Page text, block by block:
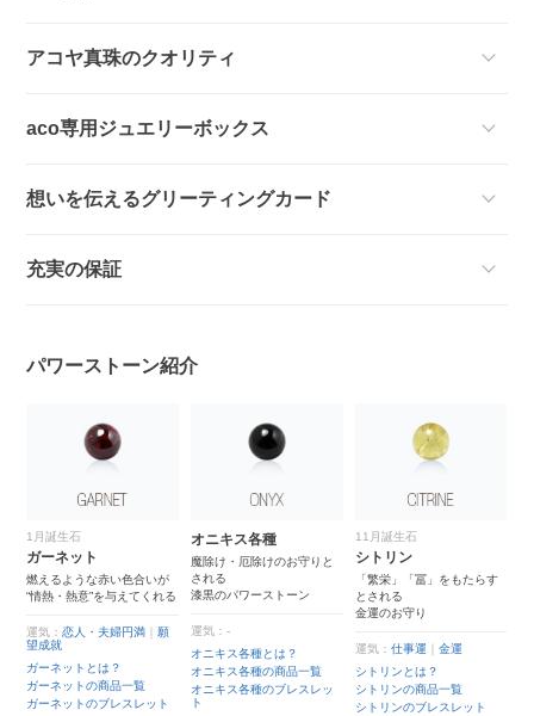
アコヤ真珠のクオリティ
aco専用ジュエリーボックス
想いを伝えるグリーティングカード
充実の保証
パワーストーン紹介
1月誕生石
ガーネット
燃えるような赤い色合いが
“情熱・熱意”を与えてくれる
運気：恋人・夫婦円満 ｜願
望成就
ガーネットとは？
ガーネットの商品一覧
ガーネットのブレスレット
オニキス各種
魔除け・厄除けのお守りと
される
漆黒のパワーストーン
運気：-
オニキス各種とは？
オニキス各種の商品一覧
オニキス各種のブレスレッ
ト
11月誕生石
シトリン
「繁栄」「冨」をもたらす
とされる
金運のお守り
運気： 仕事運
金運
シトリンとは？
シトリンの商品一覧
シトリンのブレスレット